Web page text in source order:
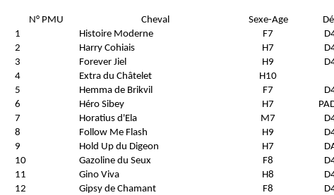
N° PMU Cheval Sexe-Age
1
Histoire Moderne F7
2
Harry Cohiais H7
3
Forever Jiel H9
4
Extra du Châtelet H10
5
Hemma de Brikvil F7
6
Héro Sibey H7
7
Horatius d'Ela M7
8
Follow Me Flash H9
9
Hold Up du Digeon H7
10
Gazoline du Seux F8
11
Gino Viva H8
12
Gipsy de Chamant F8